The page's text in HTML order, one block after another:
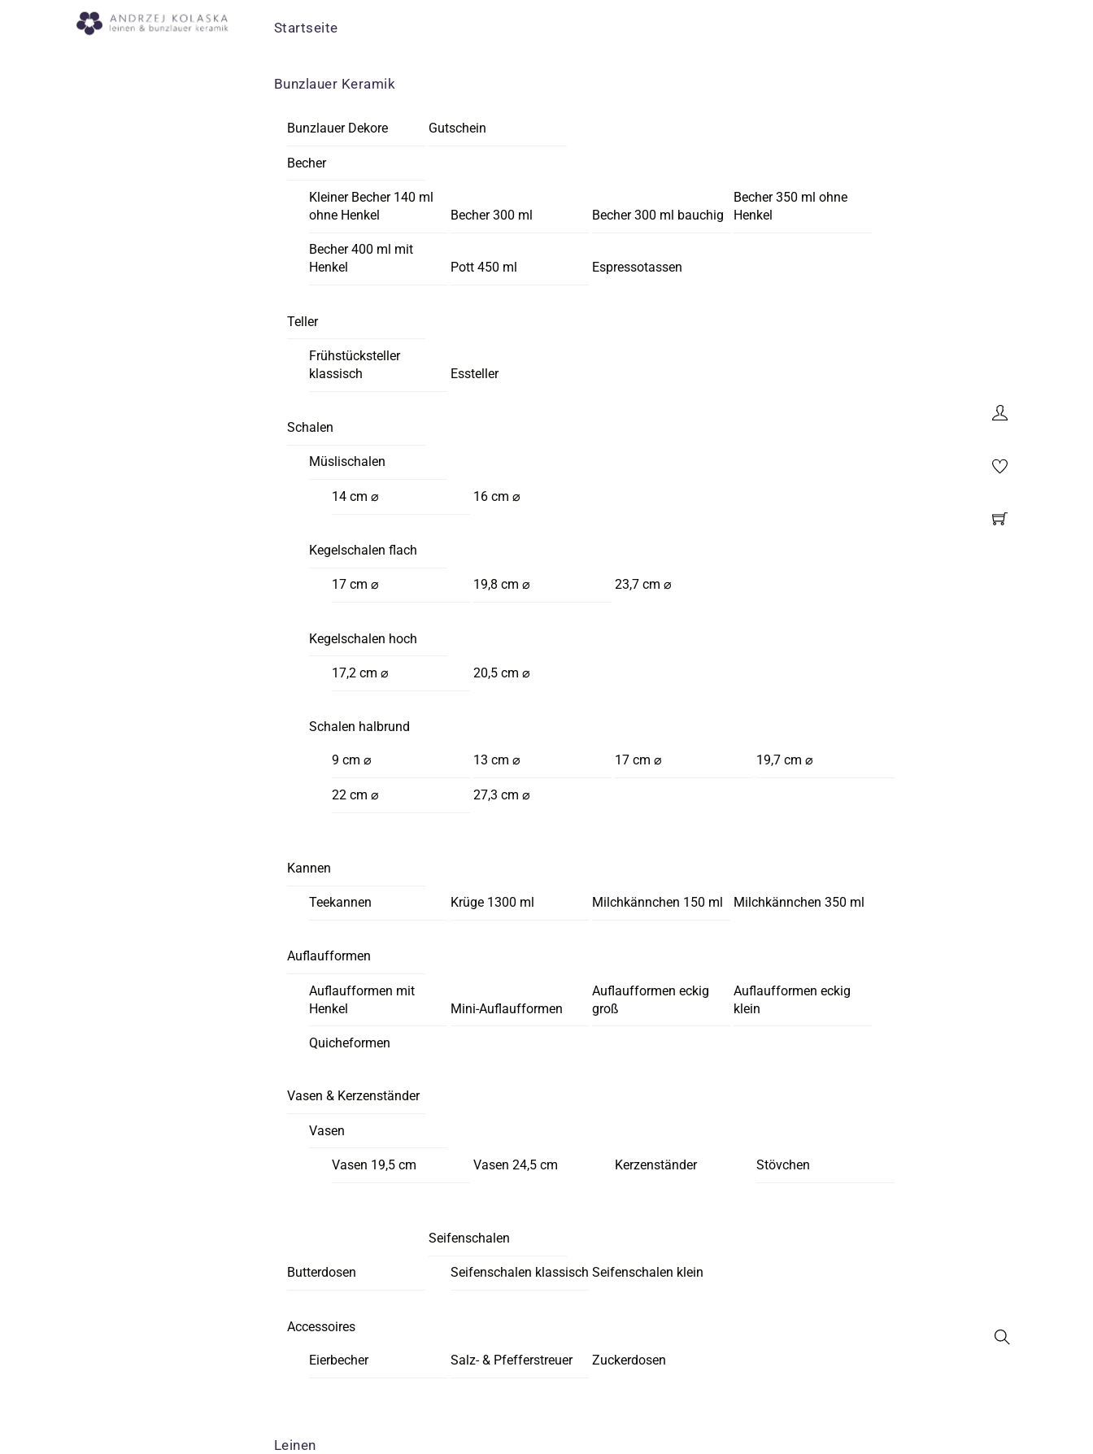
Menu
Startseite
Bunzlauer Keramik
Bunzlauer Dekore Gutschein
Becher
Kleiner Becher 140 ml
ohne Henkel
Becher 300 ml Becher 300 ml bauchig
Becher 350 ml ohne
Henkel
Becher 400 ml mit
Henkel
Pott 450 ml Espressotassen
Teller
Frühstücksteller
klassisch
Essteller
Schalen
Müslischalen
14 cm ⌀ 16 cm ⌀
Kegelschalen flach
17 cm ⌀ 19,8 cm ⌀ 23,7 cm ⌀
Kegelschalen hoch
17,2 cm ⌀ 20,5 cm ⌀
Schalen halbrund
9 cm ⌀ 13 cm ⌀ 17 cm ⌀ 19,7 cm ⌀
22 cm ⌀ 27,3 cm ⌀
Kannen
Teekannen Krüge 1300 ml Milchkännchen 150 ml Milchkännchen 350 ml
Auflaufformen
Auflaufformen mit
Henkel
Mini-Auflaufformen
Auflaufformen eckig
groß
Auflaufformen eckig
klein
Quicheformen
Vasen & Kerzenständer
Vasen
Vasen 19,5 cm Vasen 24,5 cm Kerzenständer Stövchen
Butterdosen
Seifenschalen
Seifenschalen klassisch Seifenschalen klein
Accessoires
Eierbecher Salz- & Pfefferstreuer Zuckerdosen
Leinen